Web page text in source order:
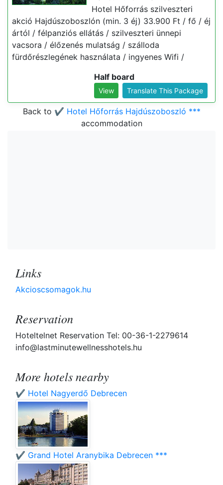
Hotel Hőforrás szilveszteri
akció Hajdúszoboszlón (min. 3 éj) 33.900 Ft / fő / éj
ártól / félpanziós ellátás / szilveszteri ünnepi
vacsora / élőzenés mulatság / szálloda
fürdőrészlegének használata / ingyenes Wifi /
Half board
View Translate This Package
Back to ✔️ Hotel Hőforrás Hajdúszoboszló ***
accommodation
Links
Akcioscsomagok.hu
Reservation
Hoteltelnet Reservation Tel: 00-36-1-2279614
info@lastminutewellnesshotels.hu
More hotels nearby
✔️ Hotel Nagyerdő Debrecen
✔️ Grand Hotel Aranybika Debrecen ***